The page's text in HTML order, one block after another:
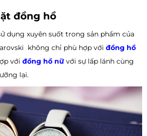
đồng hồ
dụng xuyên suốt trong sản phẩm của
không chỉ phù hợp với đồng hồ
với đồng hồ nữ với sự lấp lánh cùng
lại.